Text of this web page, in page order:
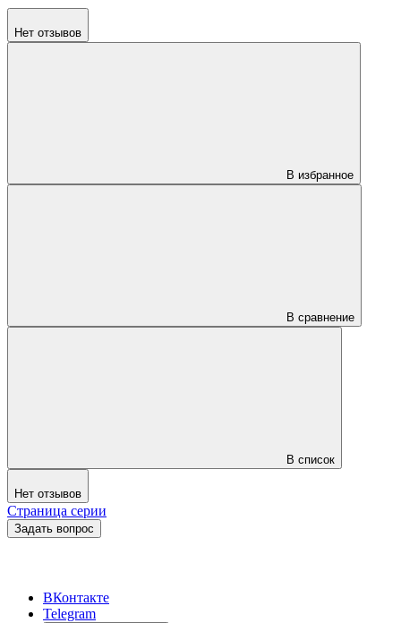
Нет отзывов
В избранное
В сравнение
В список
Нет отзывов
Страница серии
Задать вопрос
ВКонтакте
Telegram